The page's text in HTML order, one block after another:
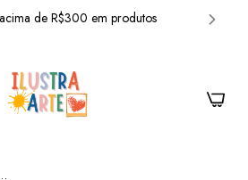
de R$300 em produtos
acima de R$300 em produtos